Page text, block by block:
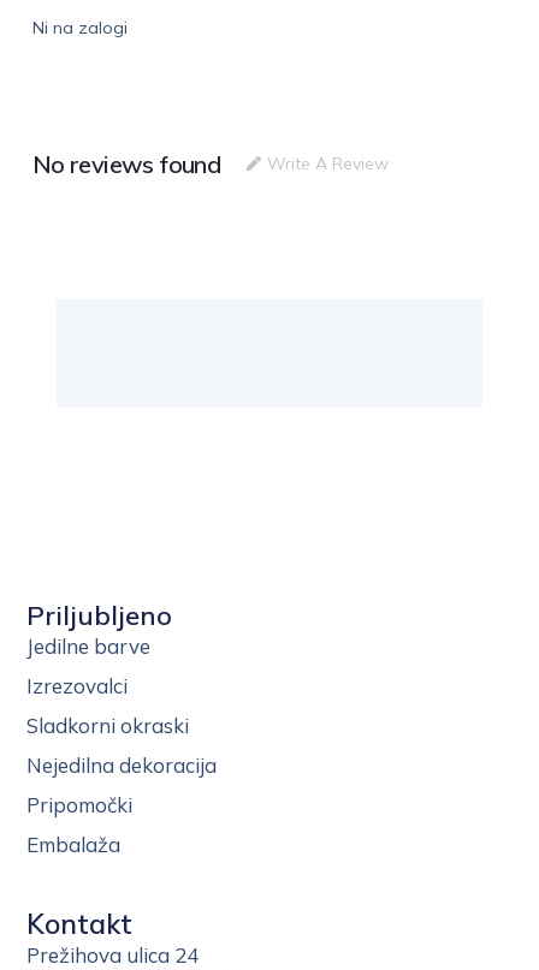
Ni na zalogi
No reviews found Write A Review
Priljubljeno
Jedilne barve
Izrezovalci
Sladkorni okraski
Nejedilna dekoracija
Pripomočki
Embalaža
Kontakt
Prežihova ulica 24